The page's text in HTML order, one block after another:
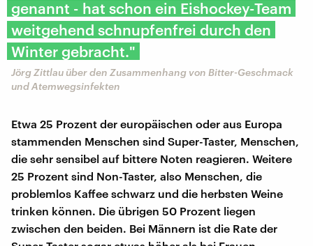
genannt - hat schon ein Eishockey-Team
weitgehend schnupfenfrei durch den
Winter gebracht."
Jörg Zittlau über den Zusammenhang von Bitter-Geschmack
und Atemwegsinfekten
Etwa 25 Prozent der europäischen oder aus Europa
stammenden Menschen sind Super-Taster, Menschen,
die sehr sensibel auf bittere Noten reagieren. Weitere
25 Prozent sind Non-Taster, also Menschen, die
problemlos Kaffee schwarz und die herbsten Weine
trinken können. Die übrigen 50 Prozent liegen
zwischen den beiden. Bei Männern ist die Rate der